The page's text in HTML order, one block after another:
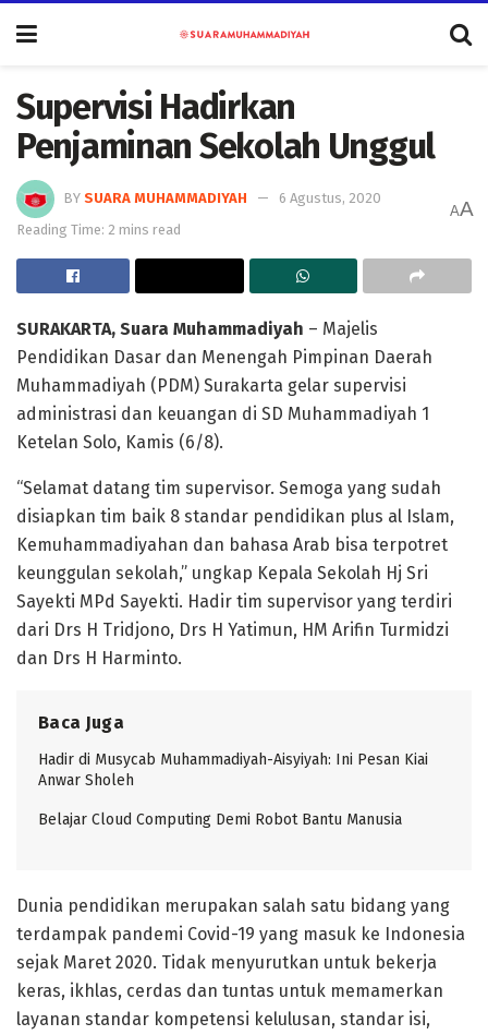
Supervisi Hadirkan
Penjaminan Sekolah Unggul
BY SUARA MUHAMMADIYAH
6 Agustus, 2020
Reading Time: 2 mins read
AA
SURAKARTA, Suara Muhammadiyah – Majelis
Pendidikan Dasar dan Menengah Pimpinan Daerah
Muhammadiyah (PDM) Surakarta gelar supervisi
administrasi dan keuangan di SD Muhammadiyah 1
Ketelan Solo, Kamis (6/8).
“Selamat datang tim supervisor. Semoga yang sudah
disiapkan tim baik 8 standar pendidikan plus al Islam,
Kemuhammadiyahan dan bahasa Arab bisa terpotret
keunggulan sekolah,” ungkap Kepala Sekolah Hj Sri
Sayekti MPd Sayekti. Hadir tim supervisor yang terdiri
dari Drs H Tridjono, Drs H Yatimun, HM Arifin Turmidzi
dan Drs H Harminto.
Baca Juga
Hadir di Musycab Muhammadiyah-Aisyiyah: Ini Pesan Kiai
Anwar Sholeh
Belajar Cloud Computing Demi Robot Bantu Manusia
Dunia pendidikan merupakan salah satu bidang yang
terdampak pandemi Covid-19 yang masuk ke Indonesia
sejak Maret 2020. Tidak menyurutkan untuk bekerja
keras, ikhlas, cerdas dan tuntas untuk memamerkan
layanan standar kompetensi kelulusan, standar isi,